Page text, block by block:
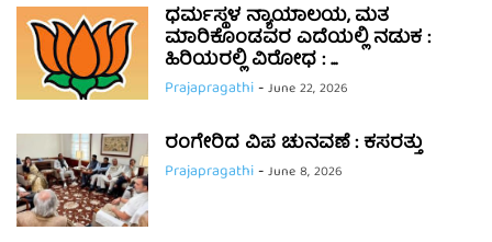
ಧರ್ಮಸ್ಥಳ ನ್ಯಾಯಾಲಯ, ಮತ
ಮಾರಿಕೊಂಡವರ ಎದೆಯಲ್ಲಿ ನಡುಕ :
ಹಿರಿಯರಲ್ಲಿ ವಿರೋಧ : ...
Prajapragathi-June 22, 2026
ರಂಗೇರಿದ ವಿಪ ಚುನವಣೆ : ಕಸರತ್ತು
Prajapragathi-June 8, 2026